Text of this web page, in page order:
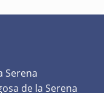
Serena
de la Serena